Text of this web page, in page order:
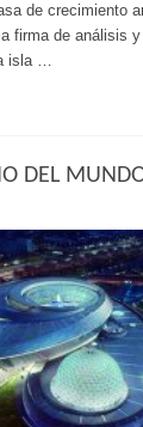
de crecimiento
firma de análisis
isla …
DEL